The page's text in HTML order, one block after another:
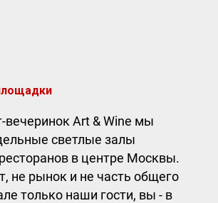
вечеринок Art & Wine мы
светлые залы
в центре Москвы.
не рынок и не часть общего
только наши гости, вы - в